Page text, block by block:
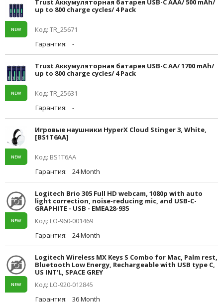
NEW
Trust Аккумуляторная батарея USB-C AAA/ 500 mAh/
up to 800 charge cycles/ 4 Pack
Код: TR_25671
Гарантия:
-
NEW
Trust Аккумуляторная батарея USB-C AA/ 1700 mAh/
up to 800 charge cycles/ 4 Pack
Код: TR_25631
Гарантия:
-
NEW
Игровые наушники HyperX Cloud Stinger 3, White,
[BS1T6AA]
Код: BS1T6AA
Гарантия:
24 Month
NEW
Logitech Brio 305 Full HD webcam, 1080p with auto
light correction, noise-reducing mic, and USB-C-
GRAPHITE - USB - EMEA28-935
Код: LO-960-001469
Гарантия:
24 Month
NEW
Logitech Wireless MX Keys S Combo for Mac, Palm rest,
Bluetooth Low Energy, Rechargeable with USB type C,
US INT'L, SPACE GREY
Код: LO-920-012845
Гарантия:
36 Month